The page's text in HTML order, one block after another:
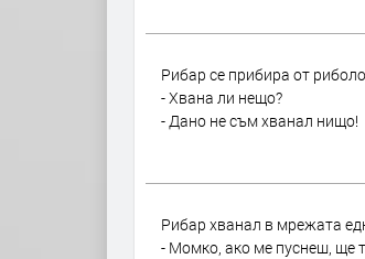
Рибар се прибира от
- Хвана ли нещо?
- Дано не съм хванал нищо!
Рибар хванал в мрежата
- Момко, ако ме пуснеш, ще